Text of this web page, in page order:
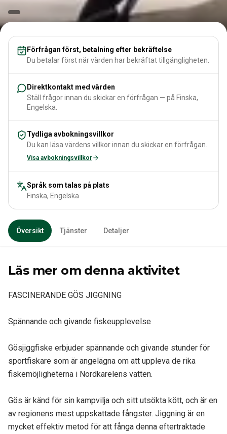
Förfrågan först, betalning efter bekräftelse
Du betalar först när värden har bekräftat tillgängligheten.
Direktkontakt med värden
Ställ frågor innan du skickar en förfrågan — på Finska,
Engelska.
Tydliga avbokningsvillkor
Du kan läsa värdens villkor innan du skickar en förfrågan.
Visa avbokningsvillkor
Språk som talas på plats
Finska, Engelska
Översikt Tjänster Detaljer
Läs mer om denna aktivitet
FASCINERANDE GÖS JIGGNING
Spännande och givande fiskeupplevelse
Gösjiggfiske erbjuder spännande och givande stunder för
sportfiskare som är angelägna om att uppleva de rika
fiskemöjligheterna i Nordkarelens vatten.
Gös är känd för sin kampvilja och sitt utsökta kött, och är en
av regionens mest uppskattade fångster. Jiggning är en
mycket effektiv metod för att fånga denna eftertraktade